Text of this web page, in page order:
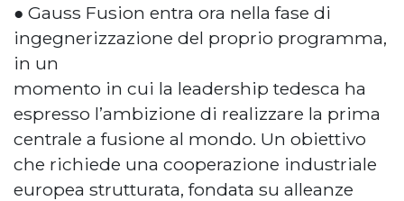
● Gauss Fusion entra ora nella fase di
ingegnerizzazione del proprio programma,
in un
momento in cui la leadership tedesca ha
espresso l’ambizione di realizzare la prima
centrale a fusione al mondo. Un obiettivo
che richiede una cooperazione industriale
europea strutturata, fondata su alleanze